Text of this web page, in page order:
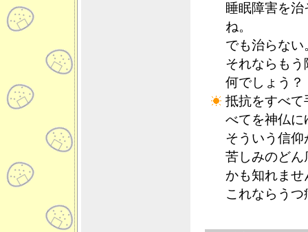
睡眠障害を
ね。
でも治らない
それならも
何でしょう？
抵抗をすべ
べてを神仏
そういう信
苦しみのど
かも知れませ
これならう